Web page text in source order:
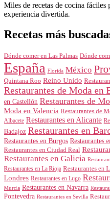
Miles de recetas de cocina fáciles
experiencia divertida.
Recetas más
Dónde comer en Las Palmas Dónde
España Florida México
Quintana Roo Reino Unido
Restaurantes de Moda en
en Castellón Restaurantes de
Moda en Valencia Restaurantes de
Albacete Restaurantes en Alicante
Badajoz Restaurantes en
Restaurantes en Burgos Restaurantes
Restaurantes en Ciudad Real
Restaurantes en Galicia
Restaurantes en La Rioja Restaurantes en
Londres Restaurantes en Lugo
Murcia Restaurantes en Navarra
Pontevedra Restaurantes en Sevilla